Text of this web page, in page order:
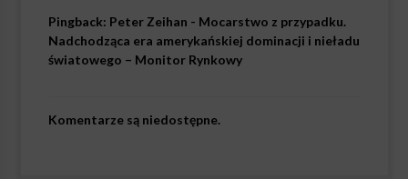
Pingback: Peter Zeihan - Mocarstwo z przypadku.
Nadchodząca era amerykańskiej dominacji i nieładu
światowego – Monitor Rynkowy
Komentarze są niedostępne.